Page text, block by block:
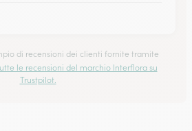
di recensioni dei clienti fornite tramite
le recensioni del marchio Interflora su
Trustpilot.